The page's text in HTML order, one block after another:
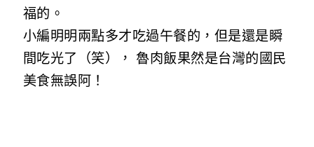
福的。
小編明明兩點多才吃過午餐的，但是還是瞬
間吃光了（笑）， 魯肉飯果然是台灣的國民
美食無誤阿！